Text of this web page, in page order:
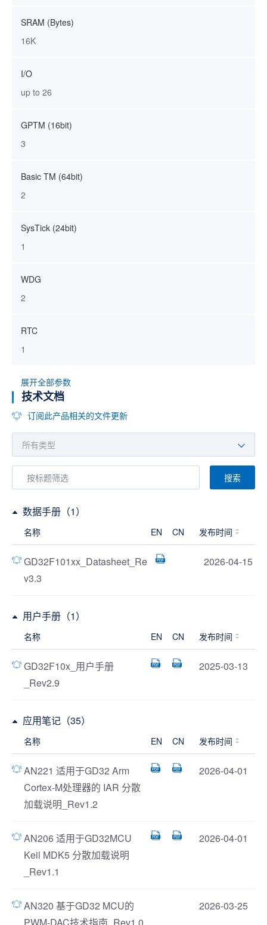
SRAM (Bytes)
16K
I/O
up to 26
GPTM (16bit)
3
Basic TM (64bit)
2
SysTick (24bit)
1
WDG
2
RTC
1
展开全部参数
技术文档
订阅此产品相关的文件更新
搜索
数据手册（1）
名称 EN CN 发布时间
GD32F101xx_Datasheet_Re
v3.3
2026-04-15
用户手册（1）
名称 EN CN 发布时间
GD32F10x_用户手册
_Rev2.9
2025-03-13
应用笔记（35）
名称 EN CN 发布时间
AN221 适用于GD32 Arm
Cortex-M处理器的 IAR 分散
加载说明_Rev1.2
2026-04-01
AN206 适用于GD32MCU
Keil MDK5 分散加载说明
_Rev1.1
2026-04-01
AN320 基于GD32 MCU的
2026-03-25